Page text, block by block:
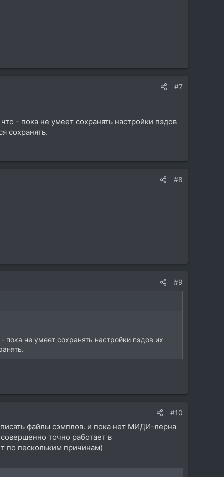
#7
- пока не умеет сохранять настройки пэдов
сохранять.
#8
#9
пока не умеет сохранять настройки пэдов их
#10
файлы сэмплов. и пока нет МИДИ-лерна
точно работает в
по пескольким причинам)